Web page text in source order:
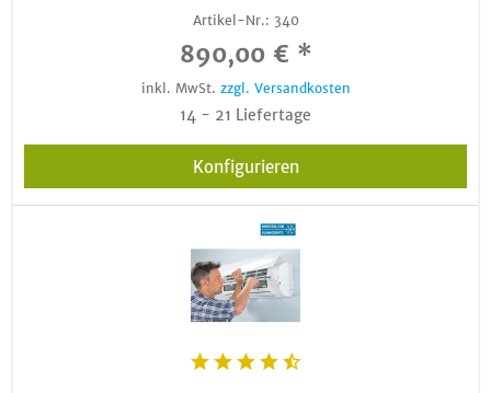
Artikel-Nr.: 340
890,00 € *
inkl. MwSt. zzgl. Versandkosten
14 - 21 Liefertage
Konfigurieren